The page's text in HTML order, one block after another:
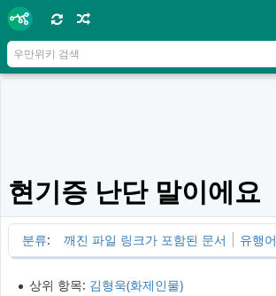
현기증 난단 말이에요
분류: 깨진 파일 링크가 포함된 문서 유행어
상위 항목: 김형욱(화제인물)